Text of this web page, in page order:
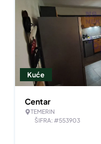
Kuće
Centar
TEMERIN
ŠIFRA: #553903